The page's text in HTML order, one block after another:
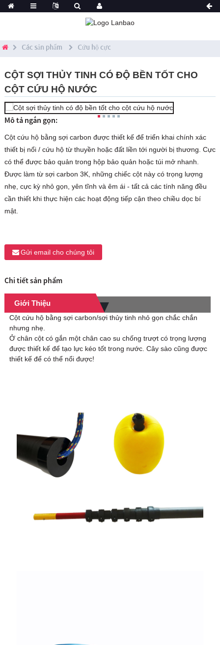
Các sản phẩm Cứu hộ cực
CỘT SỢI THỦY TINH CÓ ĐỘ BỀN TỐT CHO
CỘT CỨU HỘ NƯỚC
Mô tả ngắn gọn:
Cột cứu hộ bằng sợi carbon được thiết kế để triển khai chính xác
thiết bị nổi / cứu hộ từ thuyền hoặc đất liền tới người bị thương. Cực
có thể được bảo quản trong hộp bảo quản hoặc túi mở nhanh.
Được làm từ sợi carbon 3K, những chiếc cột này có trọng lượng
nhẹ, cực kỳ nhỏ gọn, yên tĩnh và êm ái - tất cả các tính năng đều
cần thiết khi thực hiện các hoạt động tiếp cận theo chiều dọc bí
mật.
Gửi email cho chúng tôi
Chi tiết sản phẩm
Giới Thiệu
Cột cứu hộ bằng sợi carbon/sợi thủy tinh nhỏ gọn chắc chắn
nhưng nhẹ.
Ở chân cột có gắn một chân cao su chống trượt có trọng lượng
được thiết kế để tạo lực kéo tốt trong nước. Cây sào cũng được
thiết kế để có thể nổi được!